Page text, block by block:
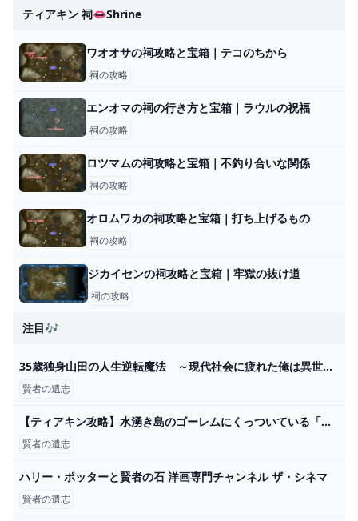
ティアキン 祠👄shrine
ワオオサの祠攻略と宝箱｜テコのちから
祠の攻略
エンオマの祠の行き方と宝箱｜ラウルの祝福
祠の攻略
ロツマムの祠攻略と宝箱｜不釣り合いな関係
祠の攻略
オロムワカの祠攻略と宝箱｜打ち上げるもの
祠の攻略
ジカイセンの祠攻略と宝箱｜牢獄の抜け道
祠の攻略
注目🎶
35歳独身山田の人生逆転魔法 ～現代社会に疲れた俺は異世界でスローライフを楽しむために現代で悪魔と戦って金儲けをしながら異世界村を発展させることにしました～
賢者の遺志
【ティアキン攻略】水湧き島のゴーレムにくっついている「賢者の遺志」。【ゼルダの伝説 ティアーズ オブ ザ キングダム】 - YouTube
賢者の遺志
ハリー・ポッターと賢者の石 洋画専門チャンネル ザ・シネマ
賢者の遺志